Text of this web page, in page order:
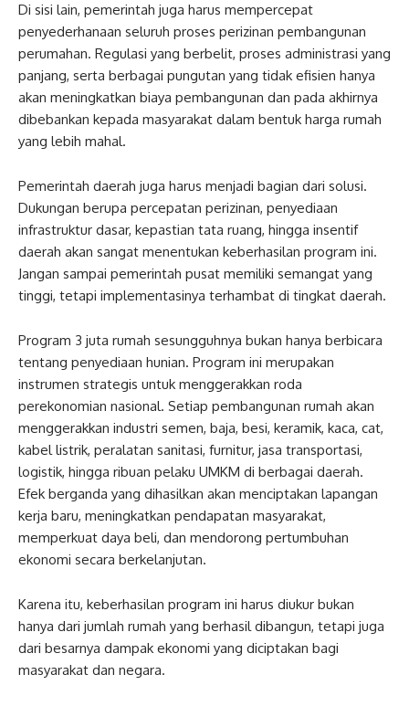
Di sisi lain, pemerintah juga harus mempercepat
penyederhanaan seluruh proses perizinan pembangunan
perumahan. Regulasi yang berbelit, proses administrasi yang
panjang, serta berbagai pungutan yang tidak efisien hanya
akan meningkatkan biaya pembangunan dan pada akhirnya
dibebankan kepada masyarakat dalam bentuk harga rumah
yang lebih mahal.
Pemerintah daerah juga harus menjadi bagian dari solusi.
Dukungan berupa percepatan perizinan, penyediaan
infrastruktur dasar, kepastian tata ruang, hingga insentif
daerah akan sangat menentukan keberhasilan program ini.
Jangan sampai pemerintah pusat memiliki semangat yang
tinggi, tetapi implementasinya terhambat di tingkat daerah.
Program 3 juta rumah sesungguhnya bukan hanya berbicara
tentang penyediaan hunian. Program ini merupakan
instrumen strategis untuk menggerakkan roda
perekonomian nasional. Setiap pembangunan rumah akan
menggerakkan industri semen, baja, besi, keramik, kaca, cat,
kabel listrik, peralatan sanitasi, furnitur, jasa transportasi,
logistik, hingga ribuan pelaku UMKM di berbagai daerah.
Efek berganda yang dihasilkan akan menciptakan lapangan
kerja baru, meningkatkan pendapatan masyarakat,
memperkuat daya beli, dan mendorong pertumbuhan
ekonomi secara berkelanjutan.
Karena itu, keberhasilan program ini harus diukur bukan
hanya dari jumlah rumah yang berhasil dibangun, tetapi juga
dari besarnya dampak ekonomi yang diciptakan bagi
masyarakat dan negara.